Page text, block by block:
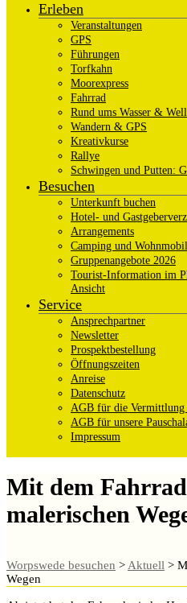
Erleben
Veranstaltungen
GPS
Führungen
Torfkahn
Moorexpress
Fahrrad
Rund ums Wasser &
Wandern & GPS
Kreativkurse
Rallye
Schwingen und Putten:
Besuchen
Unterkunft buchen
Hotel- und
Arrangements
Camping und Wohnmobil
Gruppenangebote 2026
Tourist-Information im
Ansicht
Service
Ansprechpartner
Newsletter
Prospektbestellung
Öffnungszeiten
Anreise
Datenschutz
AGB für die Vermittlung
AGB für unsere
Impressum
Mit dem
malerischen
Worpswede besuchen > Aktuell >
Wegen